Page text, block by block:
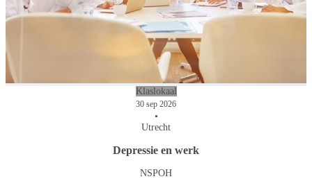
Klaslokaal
30 sep 2026
•
Utrecht
Depressie en werk
NSPOH